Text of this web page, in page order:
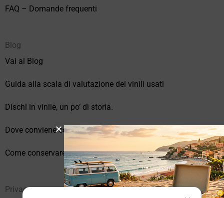
FAQ – Domande frequenti
Blog
Vai al Blog
Guida alla scala di valutazione dei vinili usati
Dischi in vinile, un po’ di storia.
Dove conviene comprare vinili online?
Come conservare correttamente i vinili usati
Privacy